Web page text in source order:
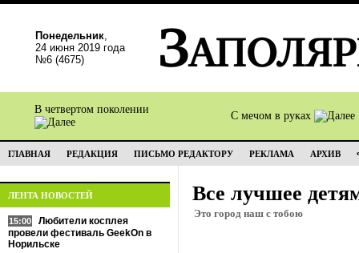
Понедельник,
24 июня 2019 года
№6 (4675)
В четвертом поколении
С мечом в руках
ГЛАВНАЯ РЕДАКЦИЯ ПИСЬМО РЕДАКТОРУ РЕКЛАМА АРХИВ
ЛЕНТА НОВОСТЕЙ
15:00
Любители косплея
провели фестиваль GeekOn в
Норильске
Все лучшее
Это город наш с тобою